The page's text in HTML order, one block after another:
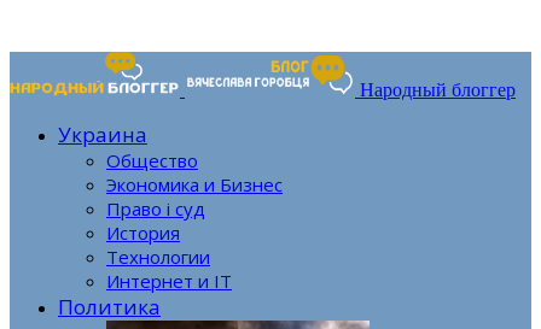
Народный блоггер
Украина
Общество
Экономика и Бизнес
Право і суд
История
Технологии
Интернет и IT
Политика